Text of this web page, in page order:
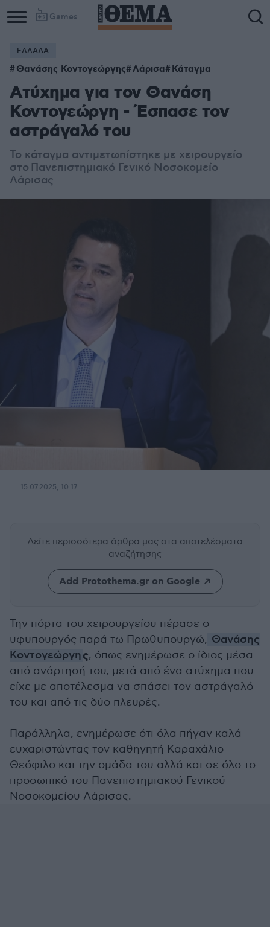
Games
ΕΛΛΑΔΑ
Θανάσης Κοντογεώργης Λάρισα Κάταγμα
Ατύχημα για τον Θανάση
Κοντογεώργη - Έσπασε τον
αστράγαλό του
Το κάταγμα αντιμετωπίστηκε με χειρουργείο
στο Πανεπιστημιακό Γενικό Νοσοκομείο
Λάρισας
15.07.2025, 10:17
Δείτε περισσότερα άρθρα μας στα αποτελέσματα
αναζήτησης
Add Protothema.gr on Google
Την πόρτα του χειρουργείου πέρασε ο
υφυπουργός παρά τω Πρωθυπουργώ, Θανάσης
Κοντογεώργης, όπως ενημέρωσε ο ίδιος μέσα
από ανάρτησή του, μετά από ένα ατύχημα που
είχε με αποτέλεσμα να σπάσει τον αστράγαλό
του και από τις δύο πλευρές.
Παράλληλα, ενημέρωσε ότι όλα πήγαν καλά
ευχαριστώντας τον καθηγητή Καραχάλιο
Θεόφιλο και την ομάδα του αλλά και σε όλο το
προσωπικό του Πανεπιστημιακού Γενικού
Νοσοκομείου Λάρισας.